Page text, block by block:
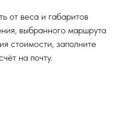
от веса и габаритов
выбранного маршрута
стоимости, заполните
на почту.